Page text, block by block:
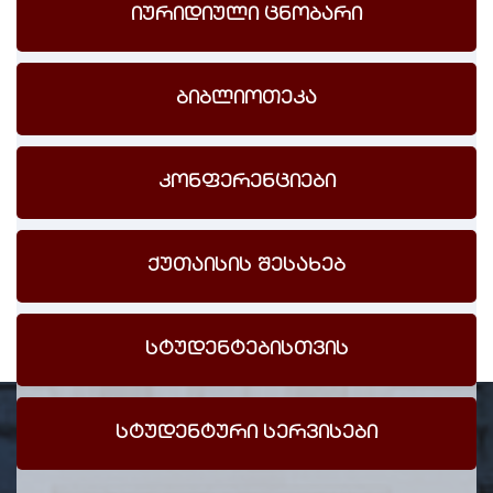
იურიდიული ცნობარი
ბიბლიოთეკა
კონფერენციები
ქუთაისის შესახებ
სტუდენტებისთვის
სტუდენტური სერვისები